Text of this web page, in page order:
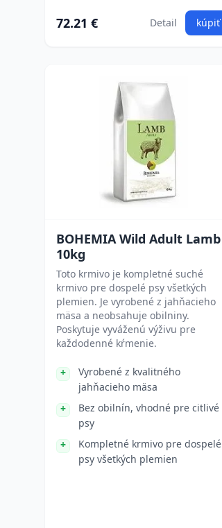
72.21 € Detail kúpiť
BOHEMIA Wild Adult Lamb
10kg
Toto krmivo je kompletné suché
krmivo pre dospelé psy všetkých
plemien. Je vyrobené z jahňacieho
mäsa a neobsahuje obilniny.
Poskytuje vyváženú výživu pre
každodenné kŕmenie.
Vyrobené z kvalitného
jahňacieho mäsa
Bez obilnín, vhodné pre citlivé
psy
Kompletné krmivo pre dospelé
psy všetkých plemien